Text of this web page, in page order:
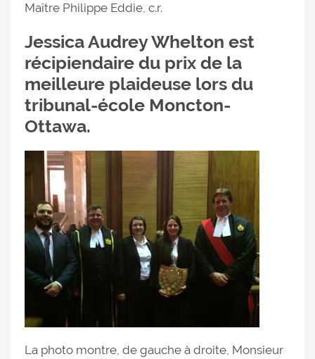
Maître Philippe Eddie, c.r.
Jessica Audrey Whelton est
récipiendaire du prix de la
meilleure plaideuse lors du
tribunal-école Moncton-
Ottawa.
La photo montre, de gauche à droite, Monsieur